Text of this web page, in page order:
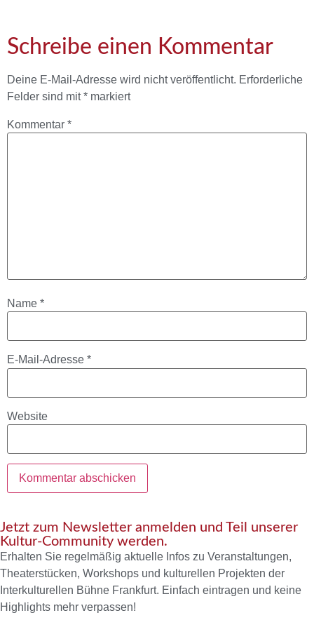
Schreibe einen Kommentar
Deine E-Mail-Adresse wird nicht veröffentlicht. Erforderliche
Felder sind mit* markiert
Kommentar *
Name *
E-Mail-Adresse *
Website
Jetzt zum Newsletter anmelden und Teil unserer
Kultur-Community werden.
Erhalten Sie regelmäßig aktuelle Infos zu Veranstaltungen,
Theaterstücken, Workshops und kulturellen Projekten der
Interkulturellen Bühne Frankfurt. Einfach eintragen und keine
Highlights mehr verpassen!